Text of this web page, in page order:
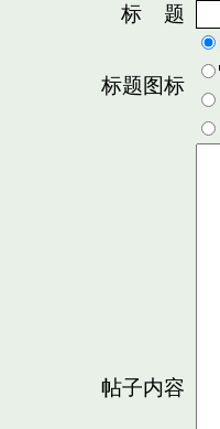
标 题
标题图标
帖子内容